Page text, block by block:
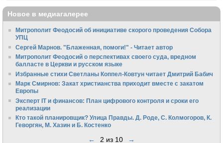
Новое в медиагалерее
Митрополит Феодосий об инициативе скорого проведения Собора
УПЦ
Сергей Марнов. "Блаженная, помоги!" - Читает автор
Митрополит Феодосий о перспективах своего суда, вредном
балласте в Церкви и русском языке
Избранные стихи Светланы Коппел-Ковтун читает Дмитрий Бабич
Марк Смирнов: Закат христианства приходит вместе с закатом
Европы
Эксперт IT и финансов: План цифрового контроля и сроки его
реализации
Кто такой планировщик? Улица Правды. Д. Роде, С. Колмогоров, К.
Геворгян, М. Хазин и Б. Костенко
← 2 из 10 →